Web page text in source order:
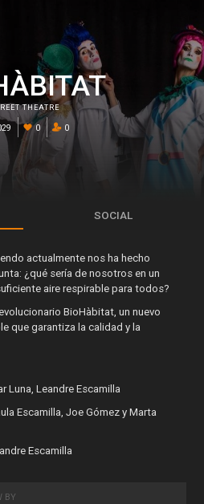
THEATRE
0 0
SOCIAL
actualmente nos ha hecho
¿qué sería de nosotros en un
aire respirable para todos?
BioHàbitat, un nuevo
que garantiza la calidad y la
Luna, Leandre Escamilla
Escamilla, Joe Gómez y Marta
Escamilla
BY